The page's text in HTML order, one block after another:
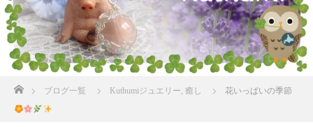
ブログ一覧 Kuthumiジュエリー, 癒し 花いっぱいの季節